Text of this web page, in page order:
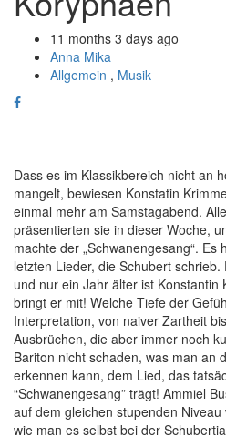
11 months 3 days ago
Anna Mika
Allgemein , Musik
Dass es im Klassikbereich nicht an
mangelt, bewiesen Konstatin
einmal mehr am Samstagabend.
präsentierten sie in dieser Woche,
machte der „Schwanengesang“.
letzten Lieder, die Schubert
und nur ein Jahr älter ist Konstantin
bringt er mit! Welche Tiefe der
Interpretation, von naiver Zartheit
Ausbrüchen, die aber immer noch
Bariton nicht schaden, was man an
erkennen kann, dem Lied, das
“Schwanengesang” trägt! Ammiel
auf dem gleichen stupenden
wie man es selbst bei der